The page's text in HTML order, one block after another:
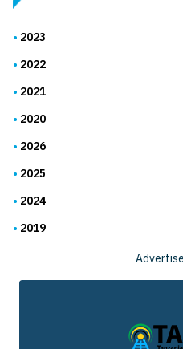
2023
2022
2021
2020
2026
2025
2024
2019